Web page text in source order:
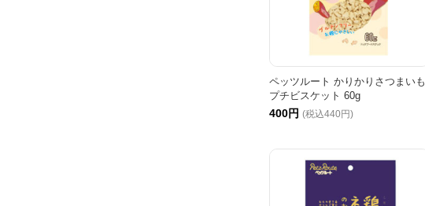
ペッツルート かりかりさつまいも
プチビスケット 60g
400円 (税込440円)